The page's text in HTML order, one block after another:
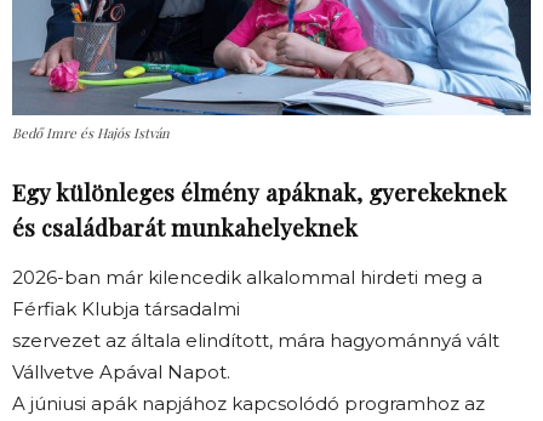
Bedő Imre és Hajós István
Egy különleges élmény apáknak, gyerekeknek
és családbarát munkahelyeknek
2026-ban már kilencedik alkalommal hirdeti meg a
Férfiak Klubja társadalmi
szervezet az általa elindított, mára hagyománnyá vált
Vállvetve Apával Napot.
A júniusi apák napjához kapcsolódó programhoz az